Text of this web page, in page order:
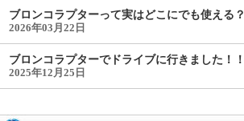
ブロンコラプターって実はどこにでも使える？
2026年03月22日
ブロンコラプターでドライブに行きました！！
2025年12月25日